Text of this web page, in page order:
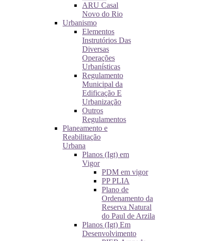
ARU Casal
Novo do Rio
Urbanismo
Elementos
Instrutórios Das
Diversas
Operações
Urbanísticas
Regulamento
Municipal da
Edificação E
Urbanização
Outros
Regulamentos
Planeamento e
Reabilitação
Urbana
Planos (Igt) em
Vigor
PDM em vigor
PP PLIA
Plano de
Ordenamento da
Reserva Natural
do Paul de Arzila
Planos (Igt) Em
Desenvolvimento